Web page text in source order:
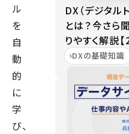
ル
を
自
動
的
に
学
び、
DX（デジタル
とは？今さら
りやすく解説
DXの基礎知識